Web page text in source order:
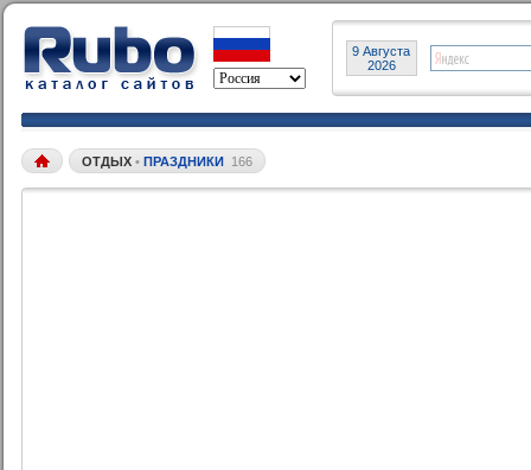
9 Августа
2026
ОТДЫХ • ПРАЗДНИКИ 166